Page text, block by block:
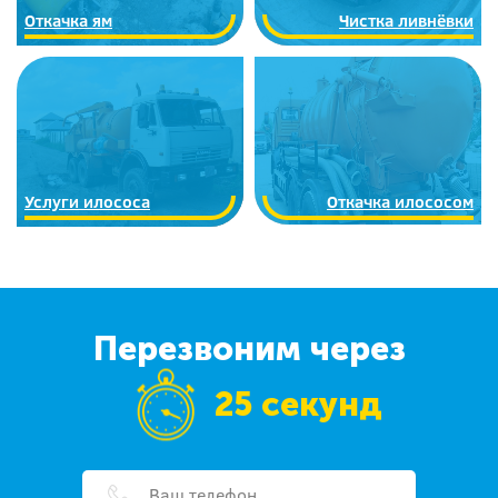
Откачка ям Чистка ливнёвки
Услуги илососа Откачка илососом
Перезвоним через
25 секунд